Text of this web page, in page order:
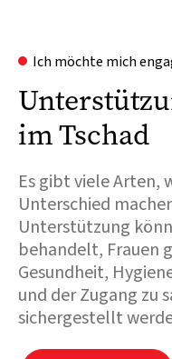
Ich möchte mich
im Tschad
Es gibt viele Arten,
Unterschied
Unterstützung
behandelt, Frauen
Gesundheit,
und der Zugang zu
sichergestellt